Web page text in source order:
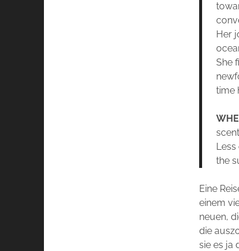
Her
She
time
the
Eine
einem
neuen,
die
sie es ja